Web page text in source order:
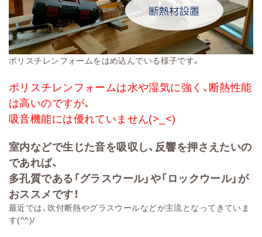
ポリスチレンフォームをはめ込んでいる様子です。
ポリスチレンフォームは水や湿気に強く、断熱性能
は高いのですが、
吸音機能には優れていません(>_<)
室内などで生じた音を吸収し、反響を押さえたいの
であれば、
多孔質である「グラスウール」や「ロックウール」が
おススメです！
最近では、吹付断熱やグラスウールなどが主流となってきていま
す(^^)/